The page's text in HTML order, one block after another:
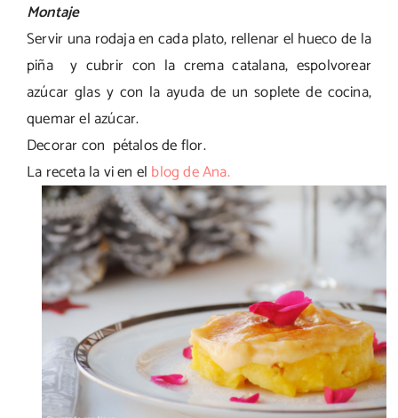
Montaje
Servir una rodaja en cada plato, rellenar el hueco de la
piña y cubrir con la crema catalana, espolvorear
azúcar glas y con la ayuda de un soplete de cocina,
quemar el azúcar.
Decorar con pétalos de flor.
La receta la vi en el blog de Ana.